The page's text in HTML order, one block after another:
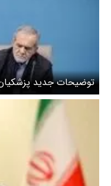
توضیحات جدید
دشمن تصورات خامی